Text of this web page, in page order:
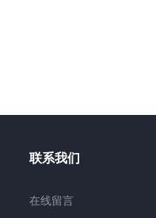
联系我们
在线留言